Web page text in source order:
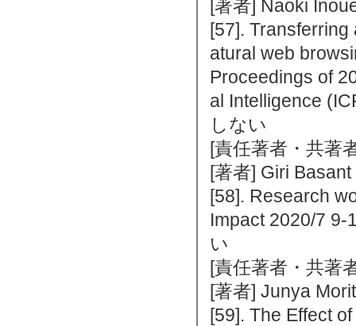
[著者] Naoki
[57].
atural web
Proceedings of
al Intelligence
しない
[責任著者・共著
[著者] Giri
[58]. Research
Impact 2020/7 9-
い
[責任著者・共著
[著者] Junya
[59]. The Effect